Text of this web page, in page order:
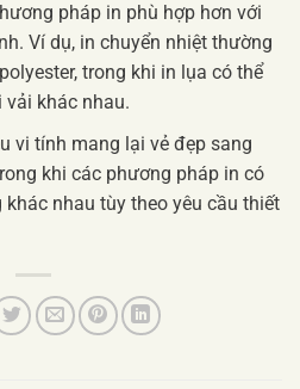
pháp in phù hợp hơn với
Ví dụ, in chuyển nhiệt thường
trong khi in lụa có thể
vải khác nhau.
vi tính mang lại vẻ đẹp sang
khi các phương pháp in có
nhau tùy theo yêu cầu thiết